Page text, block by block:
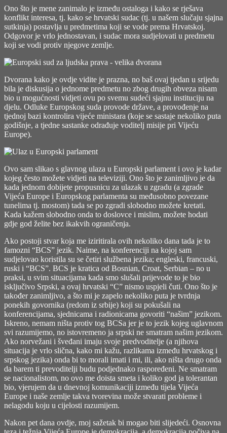
Ono što je mene zanimalo je između ostaloga i kako se rješava
konflikt interesa, tj. kako se hrvatski sudac (tj. u našem slučaju sjajna
sutkinja) postavlja u predmetima koji se vode prema Hrvatskoj.
Odgovor je vrlo jednostavan, i sudac mora sudjelovati u predmetu
koji se vodi protiv njegove zemlje.
Dvorana kako je ovdje vidite je prazna, no baš ovaj tjedan u srijedu
bila je diskusija o jednome predmetu no zbog drugih obveza nisam
bio u mogućnosti vidjeti ovu po svemu sudeći sjajnu instituciju na
djelu. Odluke Europskog suda provode države, a provođenje na
tjednoj bazi kontrolira vijeće ministara (koje se sastaje nekoliko puta
godišnje, a tjedne sastanke odrađuje voditelj misije pri Vijeću
Europe).
Ovo sam slikao s glavnog ulaza u Europski parlament i ovo je kadar
kojeg često možete vidjeti na televiziji. Ono što je zanimljivo je da
kada jednom dobijete propusnicu za ulazak u zgradu (a zgrade
Vijeća Europe i Europskog parlamenta su međusobno povezane
tunelima tj. mostom) tada se po zgradi slobodno možete kretati.
Kada kažem slobodno onda to doslovce i mislim, možete hodati
gdje god želite bez ikakvih ograničenja.
Ako postoji stvar koja me iziritirala ovih nekoliko dana tada je to
famozni “BCS” jezik. Naime, na konferenciji na kojoj sam
sudjelovao koristila su se četiri službena jezika; engleski, francuski,
ruski i “BCS”. BCS je kratica od Bosnian, Croat, Serbian – no u
praksi, u svim situacijama kada smo slušali prijevode to je bio
isključivo Srpski, a ovaj hrvatski “C” nismo uspjeli čuti. Ono što je
također zanimljivo, a što mi je zapelo nekoliko puta je tvrdnja
ponekih govornika (redom iz srbije) koji su pokušali na
konferencijama, sjednicama i radionicama govoriti “našim” jezikom.
Iskreno, nemam ništa protiv tog BCSa jer je to jezik kojeg uglavnom
svi razumijemo, no istovremeno ja srpski ne smatram našim jezikom.
Ako norvežani i šveđani imaju svoje predvoditelje (a njihova
situacija je vrlo slična, kako mi kažu, razlikama između hrvatskog i
srpskog jezika) onda bi to morali imati i mi, ili, ako ništa drugo onda
da barem ti prevoditelji budu podjednako raspoređeni. Ne smatram
se nacionalistom, no ovo me doista smeta i koliko god ja tolerantan
bio, vjerujem da u dnevnoj komunikaciji između tijela Vijeća
Europe i naše zemlje takva tvorevina može stvarati probleme i
nelagodu koju u cijelosti razumijem.
Nakon pet dana ovdje, moj sažetak bi mogao biti slijedeći. Osnovna